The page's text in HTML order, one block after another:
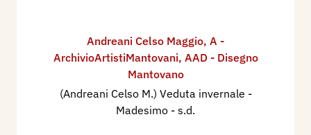
Andreani Celso Maggio, A -
ArchivioArtistiMantovani, AAD - Disegno
Mantovano
(Andreani Celso M.) Veduta invernale -
Madesimo - s.d.